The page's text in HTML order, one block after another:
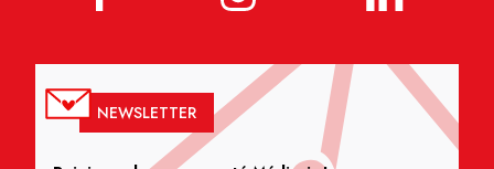
NEWSLETTER